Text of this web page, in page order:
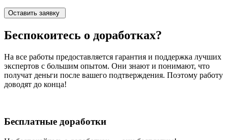
Оставить заявку
Беспокоитесь о доработках?
На все работы предоставляется гарантия и поддержка лучших
экспертов с большим опытом. Они знают и понимают, что
получат деньги после вашего подтверждения. Поэтому работу
доводят до конца!
Бесплатные доработки